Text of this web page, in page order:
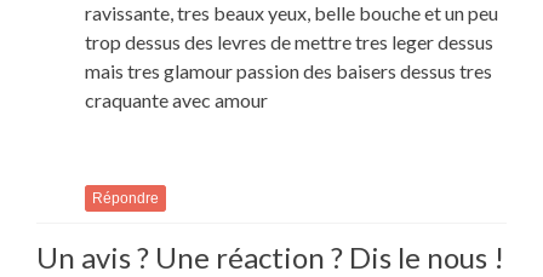
ravissante, tres beaux yeux, belle bouche et un peu
trop dessus des levres de mettre tres leger dessus
mais tres glamour passion des baisers dessus tres
craquante avec amour
Répondre
Un avis ? Une réaction ? Dis le nous !